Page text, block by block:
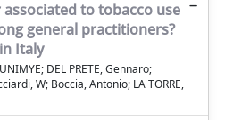
to tobacco use
general practitioners?
Italy
DEL PRETE, Gennaro;
W; Boccia, Antonio; LA TORRE,